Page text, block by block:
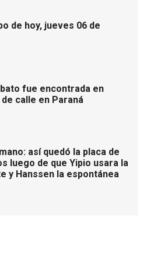
de hoy, jueves 06 de
fue encontrada en
calle en Paraná
así quedó la placa de
luego de que Yipio usara la
y Hanssen la espontánea